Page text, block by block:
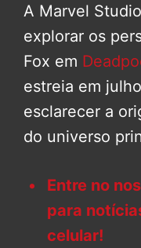
A Marvel
explorar os
Fox em
estreia em
esclarecer a
do universo
Entre no
para
celular!